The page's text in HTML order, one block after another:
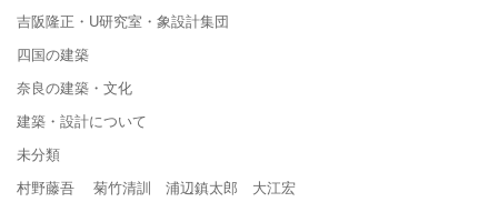
吉阪隆正・U研究室・象設計集団
四国の建築
奈良の建築・文化
建築・設計について
未分類
村野藤吾 菊竹清訓 浦辺鎮太郎 大江宏